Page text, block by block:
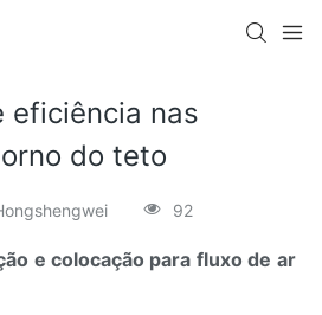
eficiência nas
do teto
92
e colocação para fluxo de ar